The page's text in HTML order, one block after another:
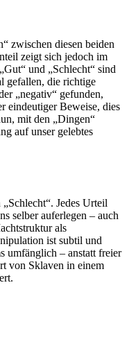
zwischen diesen beiden
zeigt sich jedoch im
und „Schlecht“ sind
gefallen, die richtige
„negativ“ gefunden,
eindeutiger Beweise, dies
mit den „Dingen“
auf unser gelebtes
Jedes Urteil
selber auferlegen – auch
als
ist subtil und
umfänglich – anstatt freier
von Sklaven in einem